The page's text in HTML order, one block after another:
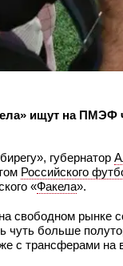
ищут на ПМЭФ
губернатор
Российского
«Факела».
свободном рынке
чуть больше
с трансферами на